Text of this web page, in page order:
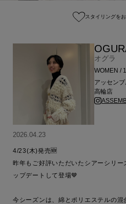
スタイリングを
オグラ
WOMEN /
アッセン
高輪店
2026.04.23
4/23(木)発売🆕
昨年もご好評いただいたシアーシリ
ップデートして登場🤎
今シーズンは、綿とポリエステルの